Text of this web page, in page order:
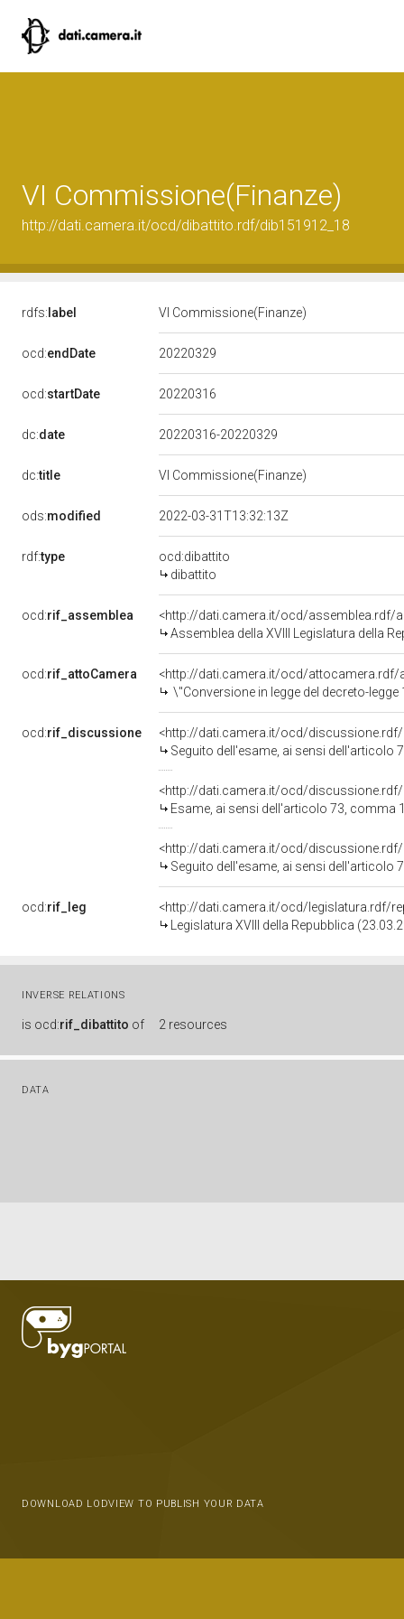
VI Commissione(Finanze)
http://dati.camera.it/ocd/dibattito.rdf/dib151912_18
rdfs: label VI Commissione(Finanze)
ocd:endDate 20220329
ocd:startDate 20220316
dc:date 20220316-20220329
dc:title VI Commissione(Finanze)
ods:modified 2022-03-31T13:32:13Z
rdf:type
ocd:dibattito
dibattito
ocd:rif_assemblea
<http://dati.camera.it/ocd/assemblea.rdf/
Assemblea della XVIII Legislatura della
ocd:rif_attoCamera
<http://dati.camera.it/ocd/attocamera.rdf/
\"Conversione in legge del decreto-legge 1&deg; marzo 2022, n. 17, recante misure urgenti per il
ocd:rif_discussione
<http://dati.camera.it/ocd/discussione.rdf/
Seguito dell'esame, ai sensi dell'articolo 73, comma 1-bis, del Regolamento, per gli aspetti attinenti alla materia
<http://dati.camera.it/ocd/discussione.rdf/
Esame, ai sensi dell'articolo 73, comma 1-bis, del Regolamento, per gli aspetti attinenti alla materia
<http://dati.camera.it/ocd/discussione.rdf/
Seguito dell'esame, ai sensi dell'articolo 73, comma 1-bis, del Regolamento, per gli aspetti attinenti alla
ocd:rif_leg
<http://dati.camera.it/ocd/legislatura.rdf/
Legislatura XVIII della Repubblica
INVERSE RELATIONS
is ocd:rif_dibattito of 2 resources
DATA
DOWNLOAD LODVIEW TO PUBLISH YOUR DATA